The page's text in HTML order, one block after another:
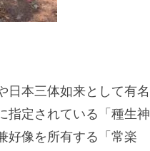
日本三体如来として有名
指定されている「種生神
好像を所有する「常楽